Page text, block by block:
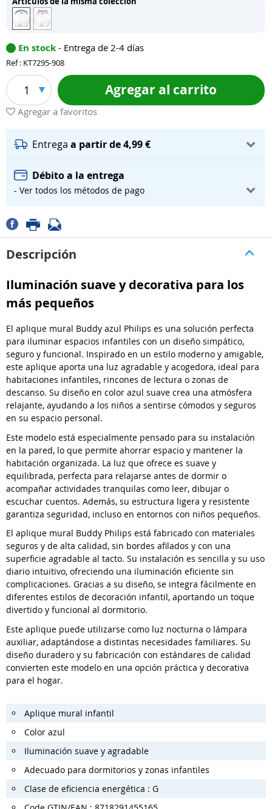
En stock - Entrega de 2-4 días
Ref : KT7295-908
1 Agregar al carrito
Agregar a favoritos
Entrega a partir de 4,99 €
Débito a la entrega
- Ver todos los métodos de pago
Descripción
Iluminación suave y decorativa para los
más pequeños
El aplique mural Buddy azul Philips es una solución perfecta
para iluminar espacios infantiles con un diseño simpático,
seguro y funcional. Inspirado en un estilo moderno y amigable,
este aplique aporta una luz agradable y acogedora, ideal para
habitaciones infantiles, rincones de lectura o zonas de
descanso. Su diseño en color azul suave crea una atmósfera
relajante, ayudando a los niños a sentirse cómodos y seguros
en su espacio personal.
Este modelo está especialmente pensado para su instalación
en la pared, lo que permite ahorrar espacio y mantener la
habitación organizada. La luz que ofrece es suave y
equilibrada, perfecta para relajarse antes de dormir o
acompañar actividades tranquilas como leer, dibujar o
escuchar cuentos. Además, su estructura ligera y resistente
garantiza seguridad, incluso en entornos con niños pequeños.
El aplique mural Buddy Philips está fabricado con materiales
seguros y de alta calidad, sin bordes afilados y con una
superficie agradable al tacto. Su instalación es sencilla y su uso
diario intuitivo, ofreciendo una iluminación eficiente sin
complicaciones. Gracias a su diseño, se integra fácilmente en
diferentes estilos de decoración infantil, aportando un toque
divertido y funcional al dormitorio.
Este aplique puede utilizarse como luz nocturna o lámpara
auxiliar, adaptándose a distintas necesidades familiares. Su
diseño duradero y su fabricación con estándares de calidad
convierten este modelo en una opción práctica y decorativa
para el hogar.
Aplique mural infantil
Color azul
Iluminación suave y agradable
Adecuado para dormitorios y zonas infantiles
Clase de eficiencia energética : G